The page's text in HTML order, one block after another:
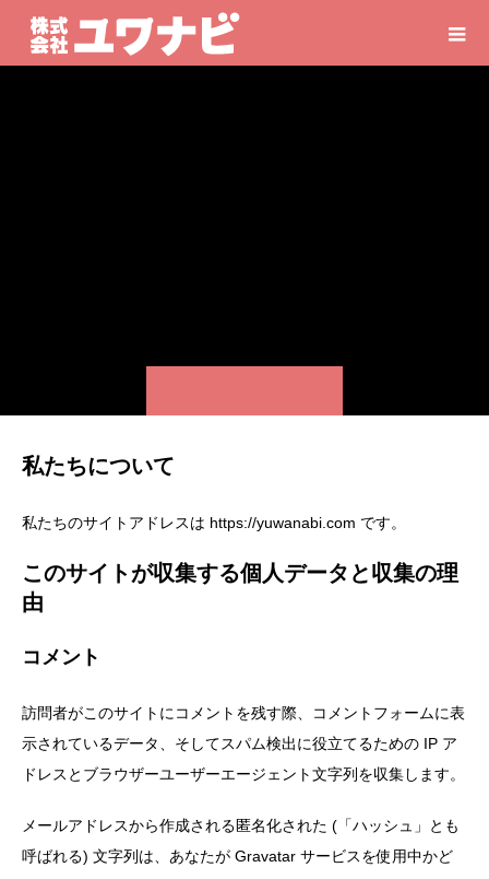
私たちについて
私たちのサイトアドレスは https://yuwanabi.com です。
このサイトが収集する個人データと収集の理
由
コメント
訪問者がこのサイトにコメントを残す際、コメントフォームに表
示されているデータ、そしてスパム検出に役立てるための IP ア
ドレスとブラウザーユーザーエージェント文字列を収集します。
メールアドレスから作成される匿名化された (「ハッシュ」とも
呼ばれる) 文字列は、あなたが Gravatar サービスを使用中かど